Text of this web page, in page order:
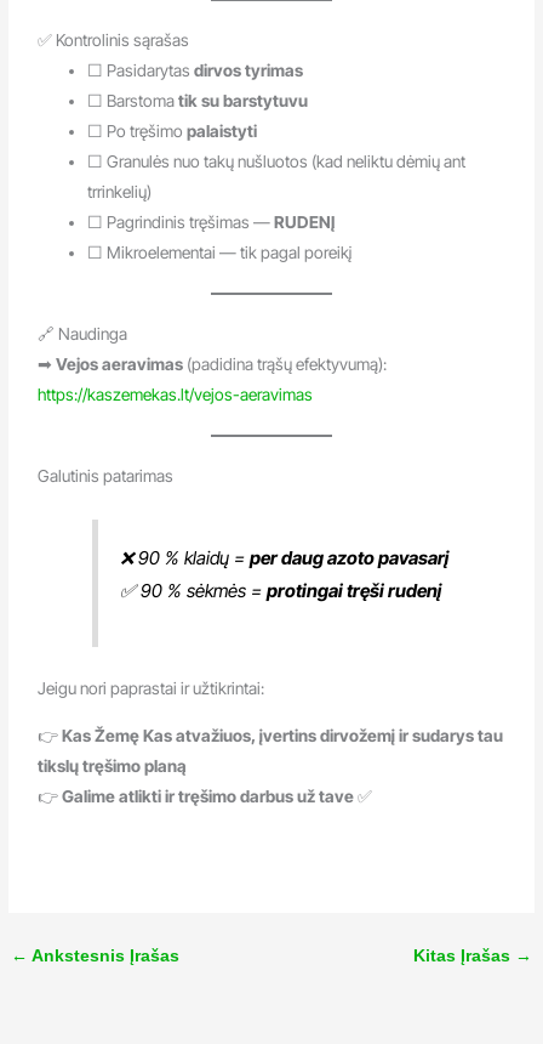
✅ Kontrolinis sąrašas
☐ Pasidarytasdirvos tyrimas
☐ Barstomatik su barstytuvu
☐ Po tręšimopalaistyti
☐ Granulės nuo takų nušluotos (kad neliktu dėmių ant
trrinkelių)
☐ Pagrindinis tręšimas —RUDENĮ
☐ Mikroelementai — tik pagal poreikį
🔗 Naudinga
➡Vejos aeravimas (padidina trąšų efektyvumą):
https://kaszemekas.lt/vejos-aeravimas
Galutinis patarimas
❌ 90 % klaidų =per daug azoto pavasarį
✅ 90 % sėkmės =protingai tręši rudenį
Jeigu nori paprastai ir užtikrintai:
👉Kas Žemę Kas atvažiuos, įvertins dirvožemį ir sudarys tau
tikslų tręšimo planą
👉Galime atlikti ir tręšimo darbus už tave✅
← Ankstesnis Įrašas Kitas Įrašas →